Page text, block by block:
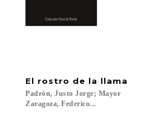
El rostro de la llama
Padrón, Justo Jorge; Mayor
Zaragoza, Federico...